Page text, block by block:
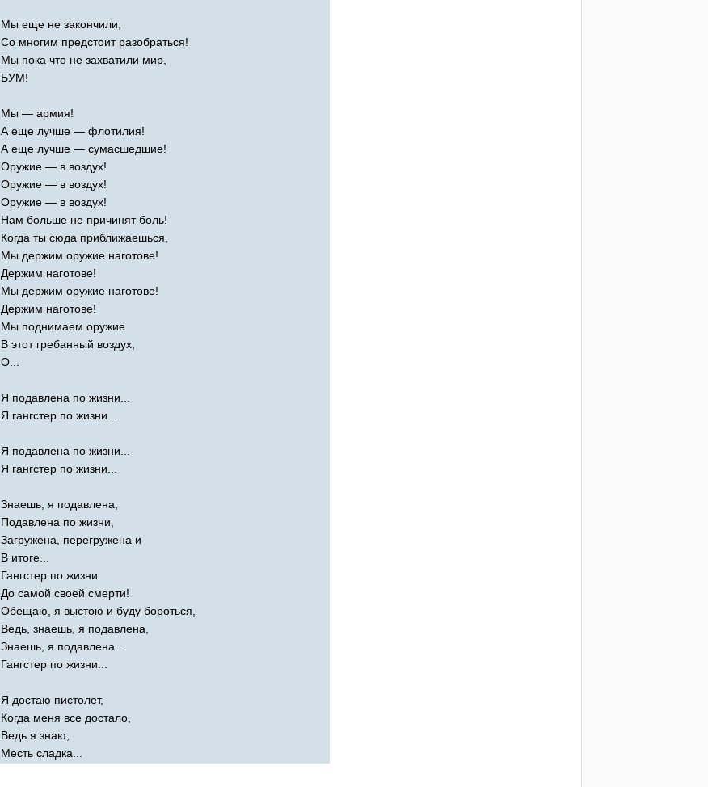
Мы еще не закончили,
Со многим предстоит разобраться!
Мы пока что не захватили мир,
БУМ!
Мы — армия!
А еще лучше — флотилия!
А еще лучше — сумасшедшие!
Оружие — в воздух!
Оружие — в воздух!
Оружие — в воздух!
Нам больше не причинят боль!
Когда ты сюда приближаешься,
Мы держим оружие наготове!
Держим наготове!
Мы держим оружие наготове!
Держим наготове!
Мы поднимаем оружие
В этот гребанный воздух,
О...
Я подавлена по жизни...
Я гангстер по жизни...
Я подавлена по жизни...
Я гангстер по жизни...
Знаешь, я подавлена,
Подавлена по жизни,
Загружена, перегружена и
В итоге...
Гангстер по жизни
До самой своей смерти!
Обещаю, я выстою и буду бороться,
Ведь, знаешь, я подавлена,
Знаешь, я подавлена...
Гангстер по жизни...
Я достаю пистолет,
Когда меня все достало,
Ведь я знаю,
Месть сладка...